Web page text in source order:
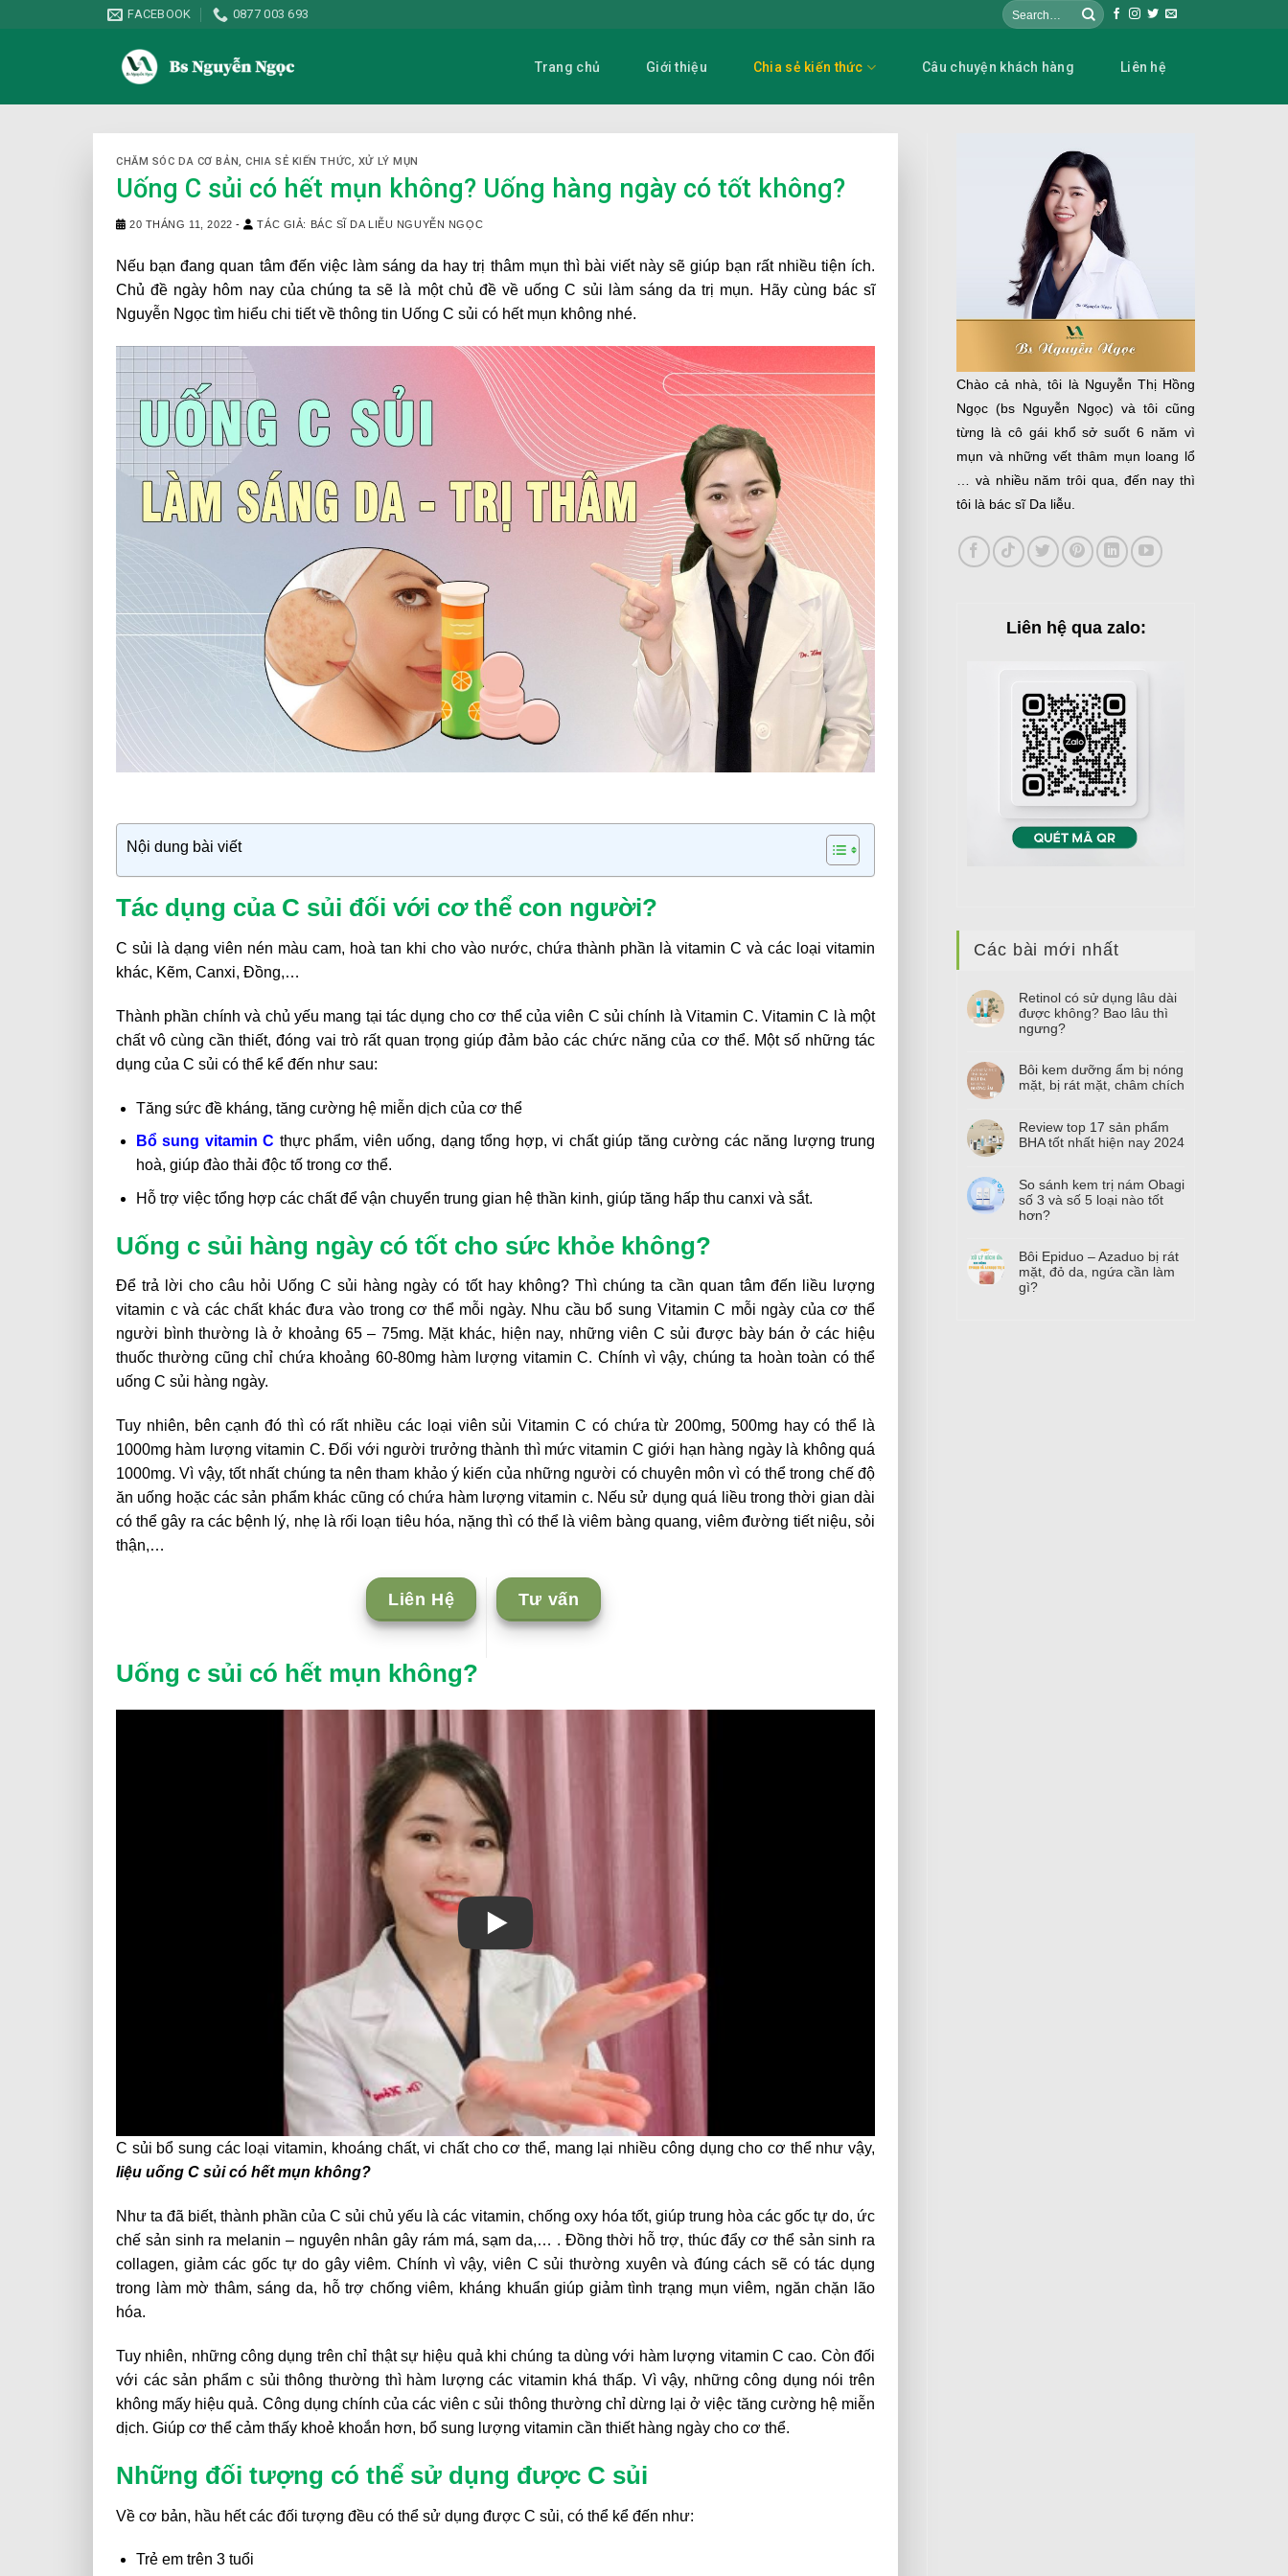
FACEBOOK 0877 003 693
Trang chủ Giới thiệu Chia sẻ kiến thức Câu chuyện khách hàng Liên hệ
CHĂM SÓC DA CƠ BẢN,CHIA SẺ KIẾN THỨC, XỬ LÝ MỤN
Uống C sủi có hết mụn không? Uống hàng ngày có tốt không?
20 THÁNG 11, 2022 - TÁC GIẢ: BÁC SĨ DA LIỄU NGUYỄN NGỌC
Nếu bạn đang quan tâm đến việc làm sáng da hay trị thâm mụn thì bài viết này sẽ giúp bạn rất nhiều tiện ích.
Chủ đề ngày hôm nay của chúng ta sẽ là một chủ đề về uống C sủi làm sáng da trị mụn. Hãy cùng bác sĩ
Nguyễn Ngọc tìm hiểu chi tiết về thông tin Uống C sủi có hết mụn không nhé.
Nội dung bài viết
Tác dụng của C sủi đối với cơ thể con người?
C sủi là dạng viên nén màu cam, hoà tan khi cho vào nước, chứa thành phần là vitamin C và các loại vitamin
khác, Kẽm, Canxi, Đồng,…
Thành phần chính và chủ yếu mang tại tác dụng cho cơ thể của viên C sủi chính là Vitamin C. Vitamin C là một
chất vô cùng cần thiết, đóng vai trò rất quan trọng giúp đảm bảo các chức năng của cơ thể. Một số những tác
dụng của C sủi có thể kể đến như sau:
Tăng sức đề kháng, tăng cường hệ miễn dịch của cơ thể
Bổ sung vitamin C thực phẩm, viên uống, dạng tổng hợp, vi chất giúp tăng cường các năng lượng trung
hoà, giúp đào thải độc tố trong cơ thể.
Hỗ trợ việc tổng hợp các chất để vận chuyển trung gian hệ thần kinh, giúp tăng hấp thu canxi và sắt.
Uống c sủi hàng ngày có tốt cho sức khỏe không?
Để trả lời cho câu hỏi Uống C sủi hàng ngày có tốt hay không? Thì chúng ta cần quan tâm đến liều lượng
vitamin c và các chất khác đưa vào trong cơ thể mỗi ngày. Nhu cầu bổ sung Vitamin C mỗi ngày của cơ thể
người bình thường là ở khoảng 65 – 75mg. Mặt khác, hiện nay, những viên C sủi được bày bán ở các hiệu
thuốc thường cũng chỉ chứa khoảng 60-80mg hàm lượng vitamin C. Chính vì vậy, chúng ta hoàn toàn có thể
uống C sủi hàng ngày.
Tuy nhiên, bên cạnh đó thì có rất nhiều các loại viên sủi Vitamin C có chứa từ 200mg, 500mg hay có thể là
1000mg hàm lượng vitamin C. Đối với người trưởng thành thì mức vitamin C giới hạn hàng ngày là không quá
1000mg. Vì vậy, tốt nhất chúng ta nên tham khảo ý kiến của những người có chuyên môn vì có thể trong chế độ
ăn uống hoặc các sản phẩm khác cũng có chứa hàm lượng vitamin c. Nếu sử dụng quá liều trong thời gian dài
có thể gây ra các bệnh lý, nhẹ là rối loạn tiêu hóa, nặng thì có thể là viêm bàng quang, viêm đường tiết niệu, sỏi
thận,…
Liên Hệ Tư vấn
Uống c sủi có hết mụn không?
C sủi bổ sung các loại vitamin, khoáng chất, vi chất cho cơ thể, mang lại nhiều công dụng cho cơ thể như vậy,
liệu uống C sủi có hết mụn không?
Như ta đã biết, thành phần của C sủi chủ yếu là các vitamin, chống oxy hóa tốt, giúp trung hòa các gốc tự do, ức
chế sản sinh ra melanin – nguyên nhân gây rám má, sạm da,… . Đồng thời hỗ trợ, thúc đẩy cơ thể sản sinh ra
collagen, giảm các gốc tự do gây viêm. Chính vì vậy, viên C sủi thường xuyên và đúng cách sẽ có tác dụng
trong làm mờ thâm, sáng da, hỗ trợ chống viêm, kháng khuẩn giúp giảm tình trạng mụn viêm, ngăn chặn lão
hóa.
Tuy nhiên, những công dụng trên chỉ thật sự hiệu quả khi chúng ta dùng với hàm lượng vitamin C cao. Còn đối
với các sản phẩm c sủi thông thường thì hàm lượng các vitamin khá thấp. Vì vậy, những công dụng nói trên
không mấy hiệu quả. Công dụng chính của các viên c sủi thông thường chỉ dừng lại ở việc tăng cường hệ miễn
dịch. Giúp cơ thể cảm thấy khoẻ khoắn hơn, bổ sung lượng vitamin cần thiết hàng ngày cho cơ thể.
Những đối tượng có thể sử dụng được C sủi
Về cơ bản, hầu hết các đối tượng đều có thể sử dụng được C sủi, có thể kể đến như:
Trẻ em trên 3 tuổi
Chào cả nhà, tôi là Nguyễn Thị Hồng
Ngọc (bs Nguyễn Ngọc) và tôi cũng
từng là cô gái khổ sở suốt 6 năm vì
mụn và những vết thâm mụn loang lổ
… và nhiều năm trôi qua, đến nay thì
tôi là bác sĩ Da liễu.
Liên hệ qua zalo:
Các bài mới nhất
Retinol có sử dụng lâu dài
được không? Bao lâu thì
ngưng?
Bôi kem dưỡng ẩm bị nóng
mặt, bị rát mặt, châm chích
Review top 17 sản phẩm
BHA tốt nhất hiện nay 2024
So sánh kem trị nám Obagi
số 3 và số 5 loại nào tốt
hơn?
Bôi Epiduo – Azaduo bị rát
mặt, đỏ da, ngứa cần làm
gì?